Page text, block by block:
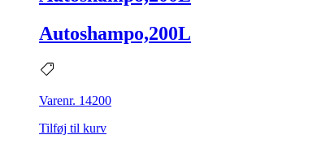
Autoshampo,200L
Varenr. 14200
Tilføj til kurv